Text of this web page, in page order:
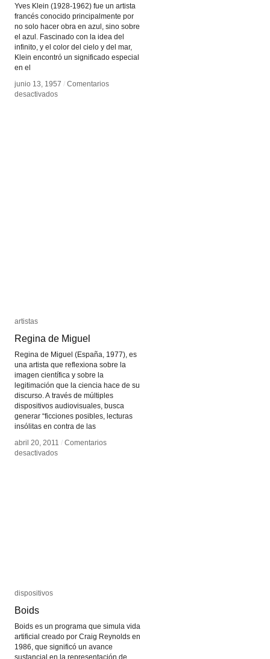
Yves Klein (1928-1962) fue un artista
francés conocido principalmente por
no solo hacer obra en azul, sino sobre
el azul. Fascinado con la idea del
infinito, y el color del cielo y del mar,
Klein encontró un significado especial
en el
junio 13, 1957 / Comentarios
desactivadosen
junio 13, 1957 / Comentarios
desactivadosen
artistas
Regina de Miguel
Regina de Miguel (España, 1977), es
una artista que reflexiona sobre la
imagen científica y sobre la
legitimación que la ciencia hace de su
discurso. A través de múltiples
dispositivos audiovisuales, busca
generar “ficciones posibles, lecturas
insólitas en contra de las
abril 20, 2011 / Comentarios
desactivadosen
artistas
Regina de Miguel
abril 20, 2011 / Comentarios
desactivadosen
dispositivos
Boids
Boids es un programa que simula vida
artificial creado por Craig Reynolds en
1986, que significó un avance
sustancial en la representación de
dispositivos
Boids